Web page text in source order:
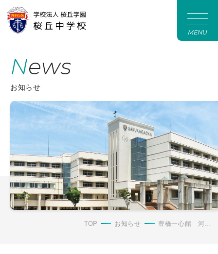
MENU
News
お知らせ
TOP お知らせ 豊橋一心館 河合徳治郎杯 中学生錬成大会